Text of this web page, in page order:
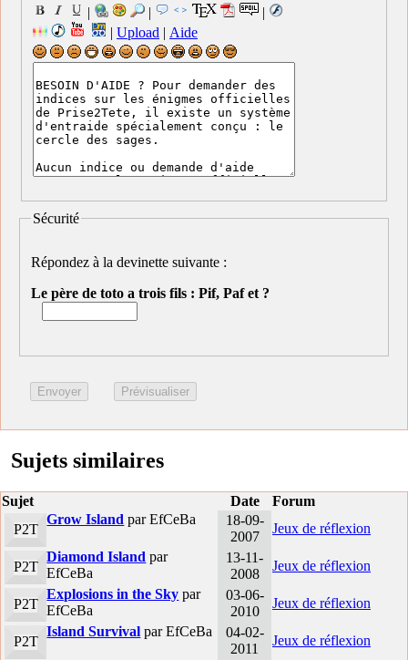
| |
|
| Upload | Aide
Sécurité
Répondez à la devinette suivante :
Le père de toto a trois fils : Pif, Paf et ?
Sujets similaires
Sujet Date
Forum
P2T
Grow Island par EfCeBa
18-09-
2007
Jeux de réflexion
P2T
Diamond Island par
EfCeBa
13-11-
2008
Jeux de réflexion
P2T
Explosions in the Sky par
EfCeBa
03-06-
2010
Jeux de réflexion
P2T
Island Survival par EfCeBa
04-02-
2011
Jeux de réflexion